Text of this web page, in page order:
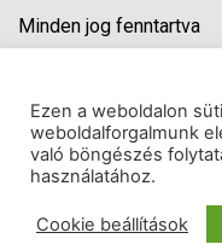
Minden jog fenntartva
Ezen a weboldalon
weboldalforgalmunk
való böngészés
használatához.
Cookie beállítások